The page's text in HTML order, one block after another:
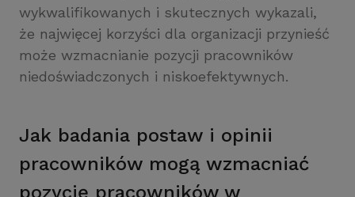
wykwalifikowanych i skutecznych wykazali,
że najwięcej korzyści dla organizacji przynieść
może wzmacnianie pozycji pracowników
niedoświadczonych i niskoefektywnych.
Jak badania postaw i opinii
pracowników mogą wzmacniać
pozycję pracowników w